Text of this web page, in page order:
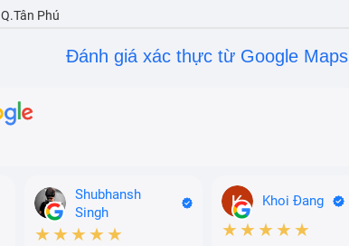
Q.Tân Phú
Đánh giá xác thực từ Google Maps
Shubhansh
Singh
★★★★★
Khoi Đang
★★★★★